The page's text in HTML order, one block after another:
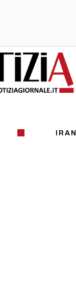
IRAN